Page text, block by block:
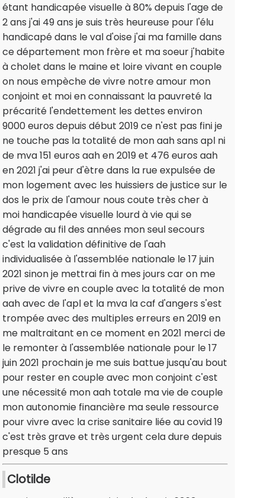
étant handicapée visuelle à 80% depuis l'age de
2 ans j'ai 49 ans je suis très heureuse pour l'élu
handicapé dans le val d'oise j'ai ma famille dans
ce département mon frère et ma soeur j'habite
à cholet dans le maine et loire vivant en couple
on nous empèche de vivre notre amour mon
conjoint et moi en connaissant la pauvreté la
précarité l'endettement les dettes environ
9000 euros depuis début 2019 ce n'est pas fini je
ne touche pas la totalité de mon aah sans apl ni
de mva 151 euros aah en 2019 et 476 euros aah
en 2021 j'ai peur d'ètre dans la rue expulsée de
mon logement avec les huissiers de justice sur le
dos le prix de l'amour nous coute très cher à
moi handicapée visuelle lourd à vie qui se
dégrade au fil des années mon seul secours
c'est la validation définitive de l'aah
individualisée à l'assemblée nationale le 17 juin
2021 sinon je mettrai fin à mes jours car on me
prive de vivre en couple avec la totalité de mon
aah avec de l'apl et la mva la caf d'angers s'est
trompée avec des multiples erreurs en 2019 en
me maltraitant en ce moment en 2021 merci de
le remonter à l'assemblée nationale pour le 17
juin 2021 prochain je me suis battue jusqu'au bout
pour rester en couple avec mon conjoint c'est
une nécessité mon aah totale ma vie de couple
mon autonomie financière ma seule ressource
pour vivre avec la crise sanitaire liée au covid 19
c'est très grave et très urgent cela dure depuis
presque 5 ans
Clotilde